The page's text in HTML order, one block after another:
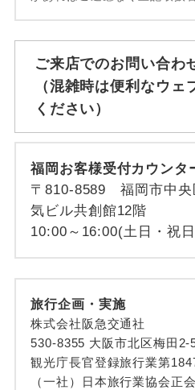
ご来店でのお問い合わ
（混雑時は便利なウェ
ください）
福岡お客様受付カウンタ
〒810-8589 福岡市中
気ビル共創館12階
10:00～16:00(土日・祝
旅行企画・実施
株式会社阪急交通社
530-8355 大阪市北区梅田
観光庁長官登録旅行業第
（一社）日本旅行業協会正